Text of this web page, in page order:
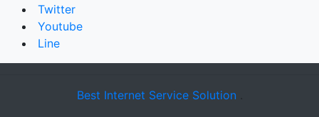
Twitter
Youtube
Line
Best Internet Service Solution